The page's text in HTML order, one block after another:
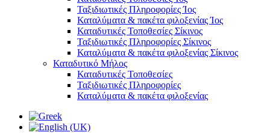
Ταξιδιωτικές Πληροφορίες Ίος
Καταλύματα & πακέτα φιλοξενίας Ίος
Καταδυτικές Τοποθεσίες Σίκινος
Ταξιδιωτικές Πληροφορίες Σίκινος
Καταλύματα & πακέτα φιλοξενίας Σίκινος
Καταδυτικό Μήλος
Καταδυτικές Τοποθεσίες
Ταξιδιωτικές Πληροφορίες
Καταλύματα & πακέτα φιλοξενίας